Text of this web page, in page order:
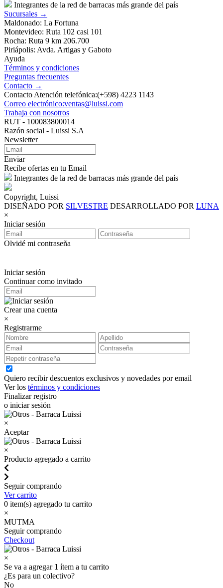
Integrantes de la red de barracas más grande del país
Sucursales →
Maldonado: La Fortuna
Montevideo: Ruta 102 casi 101
Rocha: Ruta 9 km 206.700
Piriápolis: Avda. Artigas y Gaboto
Ayuda
Términos y condiciones
Preguntas frecuentes
Contacto →
Contacto Atención telefónica:(+598) 4223 1143
Correo electrónico:ventas@luissi.com
Trabaja con nosotros
RUT - 100083800014
Razón social - Luissi S.A
Newsletter
Enviar
Recibe ofertas en tu Email
Integrantes de la red de barracas más grande del país
Copyright, Luissi
DISEÑADO POR SILVESTRE DESARROLLADO POR LUNA
×
Iniciar sesión
Olvidé mi contraseña
Iniciar sesión
Continuar como invitado
Crear una cuenta
×
Registrarme
Quiero recibir descuentos exclusivos y novedades por email
Ver los términos y condiciones
Finalizar registro
o iniciar sesión
×
Aceptar
×
Producto agregado a carrito
Seguir comprando
Ver carrito
0 item(s) agregado tu carrito
×
MUTMA
Seguir comprando
Checkout
×
Se va a agregar 1 ítem a tu carrito
¿Es para un colectivo?
No